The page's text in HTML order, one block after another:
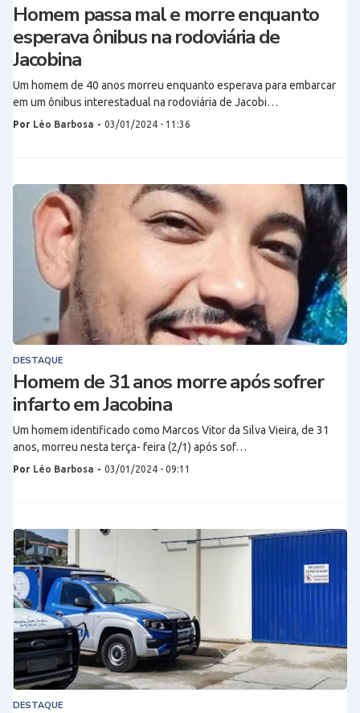
Homem passa mal e morre enquanto
esperava ônibus na rodoviária de
Jacobina
Um homem de 40 anos morreu enquanto esperava para embarcar
em um ônibus interestadual na rodoviária de Jacobi…
Por Léo Barbosa - 03/01/2024 - 11:36
DESTAQUE
Homem de 31 anos morre após sofrer
infarto em Jacobina
Um homem identificado como Marcos Vitor da Silva Vieira, de 31
anos, morreu nesta terça- feira (2/1) após sof…
Por Léo Barbosa - 03/01/2024 - 09:11
DESTAQUE